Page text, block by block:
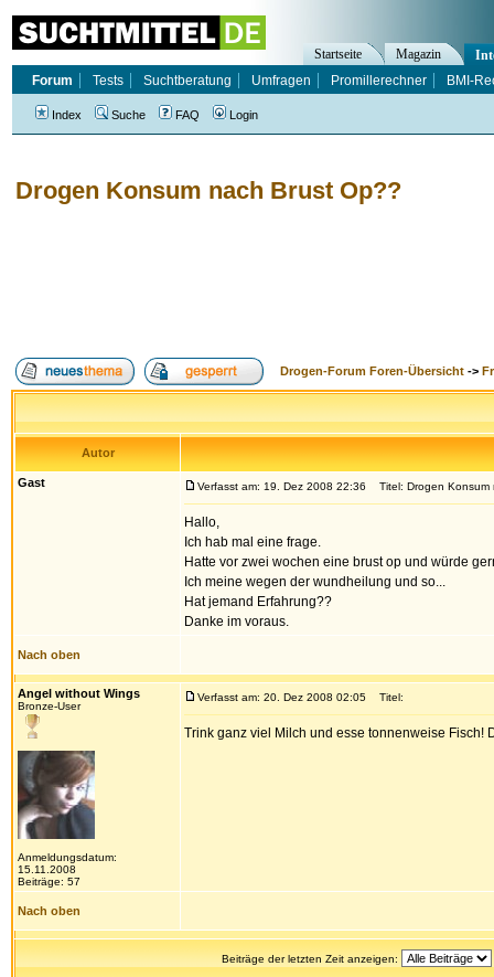
Drogen Konsum nach Brust Op??
Drogen-Forum Foren-Übersicht ->
Autor
Gast Verfasst am: 19. Dez 2008 22:36 Titel: Drogen Konsum
Hallo,
Ich hab mal eine frage.
Hatte vor zwei wochen eine brust op und würde
Ich meine wegen der wundheilung und so...
Hat jemand Erfahrung??
Danke im voraus.
Nach oben
Angel without Wings
Bronze-User
Anmeldungsdatum:
15.11.2008
Beiträge: 57
Verfasst am: 20. Dez 2008 02:05 Titel:
Trink ganz viel Milch und esse tonnenweise Fisch!
Nach oben
Beiträge der letzten Zeit anzeigen:
Startseite Magazin
Forum
Tests Suchtberatung Umfragen Promillerechner BMI-
Index Suche FAQ Login